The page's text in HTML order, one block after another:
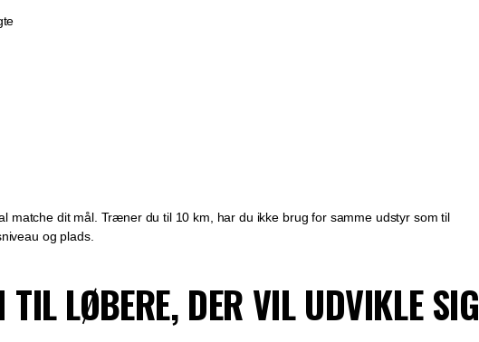
matche dit mål. Træner du til 10 km, har du ikke brug for samme udstyr som til
og plads.
TIL LØBERE, DER VIL UDVIKLE SIG